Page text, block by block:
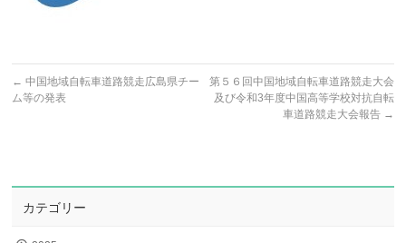
← 中国地域自転車道路競走広島県チー
ム等の発表
第５６回中国地域自転車道路競走大会
及び令和3年度中国高等学校対抗自転
車道路競走大会報告 →
カテゴリー